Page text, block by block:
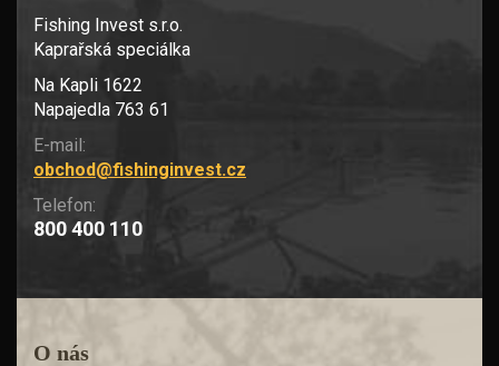
Fishing Invest s.r.o.
Kaprařská speciálka
Na Kapli 1622
Napajedla 763 61
E-mail:
obchod@fishinginvest.cz
Telefon:
800 400 110
O nás